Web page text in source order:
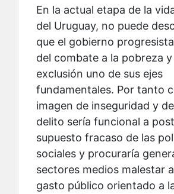
En la actual etapa de la
del Uruguay, no puede
que el gobierno
del combate a la pobreza y
exclusión uno de sus ejes
fundamentales. Por tanto
imagen de inseguridad y
delito sería funcional a
supuesto fracaso de las
sociales y procuraría
sectores medios malestar
gasto público orientado a